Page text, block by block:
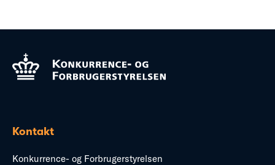
Kontakt
Konkurrence- og Forbrugerstyrelsen